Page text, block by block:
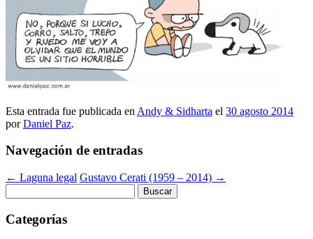
Esta entrada fue publicada en Andy & Sidharta el 30 agosto 2014
porDaniel Paz.
Navegación de entradas
← Laguna legal Gustavo Cerati (1959 – 2014) →
Categorías